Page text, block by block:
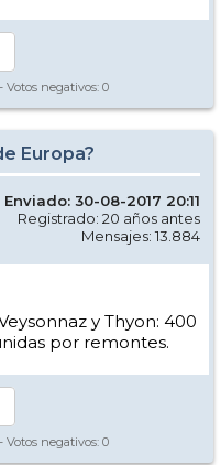
- Votos negativos: 0
Europa?
Enviado: 30-08-2017 20:11
Registrado: 20 años antes
Mensajes: 13.884
y Thyon: 400
por remontes.
- Votos negativos: 0